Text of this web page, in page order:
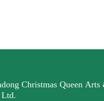
Christmas Queen